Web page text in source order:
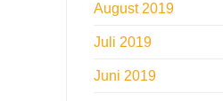
August 2019
Juli 2019
Juni 2019